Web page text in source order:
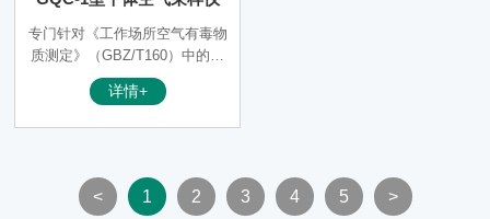
的产品。
专门针对《工作场所空气有毒物
质测定》（GBZ/T160）中的长
时间低流量采样而设计 用流量
锁卡来调节流量，以保证低流量
Pa。4 位数字显示定时，工作噪
音 <60dB(A)。内有滤芯，防止
详情+
< 1 2 3 4 5 >